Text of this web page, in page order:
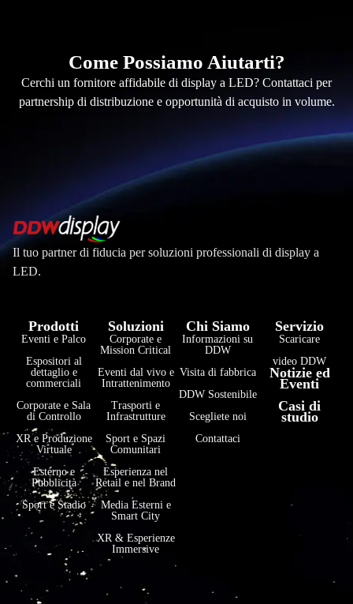
Come Possiamo Aiutarti?
Cerchi un fornitore affidabile di display a LED? Contattaci per
partnership di distribuzione e opportunità di acquisto in volume.
Il tuo partner di fiducia per soluzioni professionali di display a
LED.
Prodotti
Eventi e Palco
Espositori al
dettaglio e
commerciali
Corporate e Sala
di Controllo
XR e Produzione
Virtuale
Esterno e
Pubblicità
Sport e Stadio
Soluzioni
Corporate e
Mission Critical
Eventi dal vivo e
Intrattenimento
Trasporti e
Infrastrutture
Sport e Spazi
Comunitari
Esperienza nel
Retail e nel Brand
Media Esterni e
Smart City
XR & Esperienze
Immersive
Chi Siamo
Informazioni su
DDW
Visita di fabbrica
DDW Sostenibile
Scegliete noi
Contattaci
Servizio
Scaricare
video DDW
Notizie ed
Eventi
Casi di
studio